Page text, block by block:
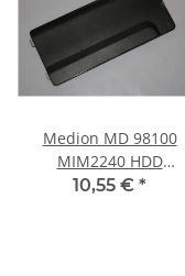
Medion MD 98100
MIM2240 HDD
Festplatten Abdeckung
10,55 € *